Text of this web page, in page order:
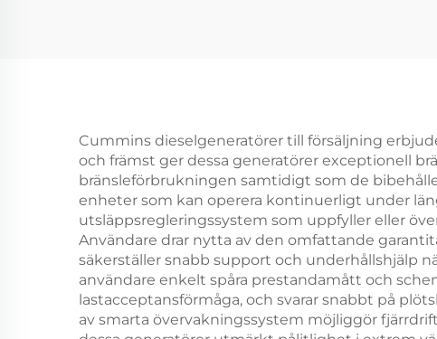
Cummins dieselgeneratörer till försäljning
och främst ger dessa generatörer exceptionell
bränsleförbrukningen samtidigt som de
enheter som kan operera kontinuerligt under
utsläppsregleringssystem som uppfyller eller
Användare drar nytta av den omfattande
säkerställer snabb support och underhållshjälp
användare enkelt spåra prestandamått och
lastacceptansförmåga, och svarar snabbt på
av smarta övervakningssystem möjliggör